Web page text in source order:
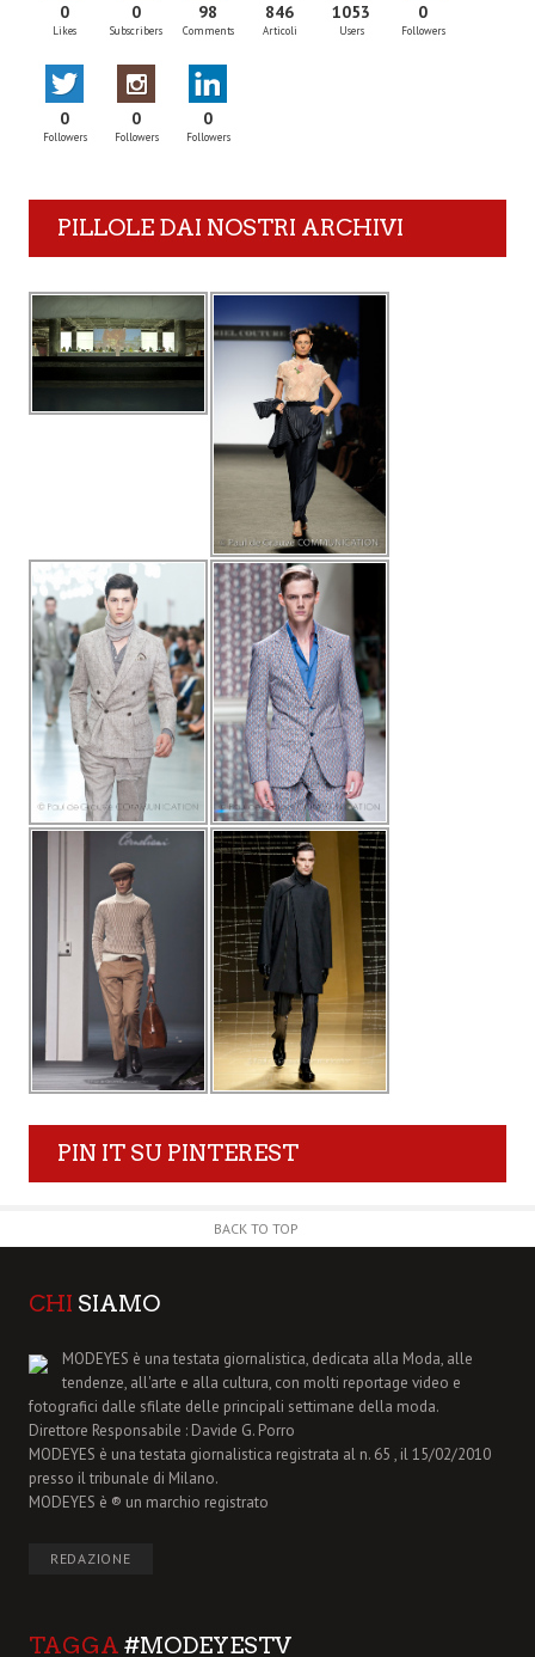
0
Likes
0
Subscribers
98
Comments
846
Articoli
1053
Users
0
Followers
0
Followers
0
Followers
0
Followers
PILLOLE DAI NOSTRI ARCHIVI
PIN IT SU PINTEREST
BACK TO TOP
CHI SIAMO
MODEYES è una testata giornalistica, dedicata alla Moda, alle
tendenze, all'arte e alla cultura, con molti reportage video e
fotografici dalle sfilate delle principali settimane della moda.
Direttore Responsabile : Davide G. Porro
MODEYES è una testata giornalistica registrata al n. 65 , il 15/02/2010
presso il tribunale di Milano.
MODEYES è ® un marchio registrato
REDAZIONE
TAGGA #MODEYESTV